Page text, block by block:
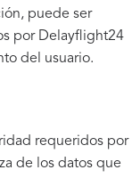
puede ser
por Delayflight24
del usuario.
requeridos por
de los datos que